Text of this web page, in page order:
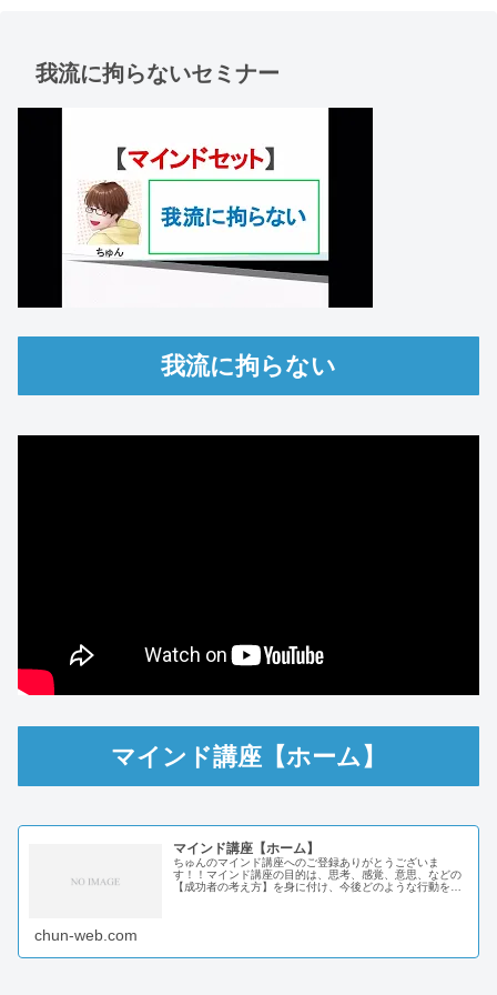
我流に拘らないセミナー
我流に拘らない
マインド講座【ホーム】
マインド講座【ホーム】
ちゅんのマインド講座へのご登録ありがとうございま
す！！マインド講座の目的は、思考、感覚、意思、などの
【成功者の考え方】を身に付け、今後どのような行動をす
chun-web.com